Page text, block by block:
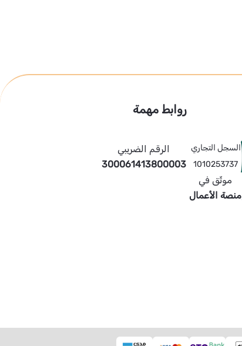
روابط مهمة
السجل التجاري
1010253737
الرقم الضريبي
300061413800003
موثّق في
منصة الأعمال